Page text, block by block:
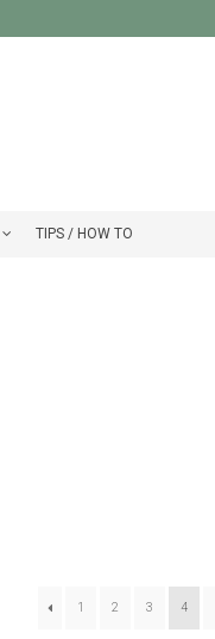
TIPS / HOW TO
1 2 3 4